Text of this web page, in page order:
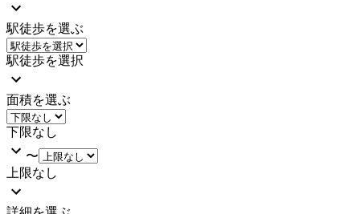
駅徒歩を選ぶ
駅徒歩を選択
面積を選ぶ
下限なし
〜
上限なし